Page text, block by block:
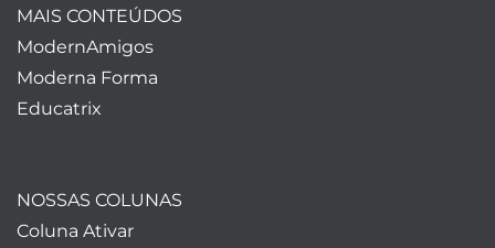
MAIS CONTEÚDOS
ModernAmigos
Moderna Forma
Educatrix
NOSSAS COLUNAS
Coluna Ativar